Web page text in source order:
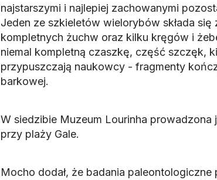
najstarszymi i najlepiej zachowanymi
Jeden ze szkieletów wielorybów składa
kompletnych żuchw oraz kilku kręgów i
niemal kompletną czaszkę, część szczęk,
przypuszczają naukowcy - fragmenty
barkowej.
W siedzibie Muzeum Lourinha prowadzona
przy plaży Gale.
Mocho dodał, że badania paleontologiczne